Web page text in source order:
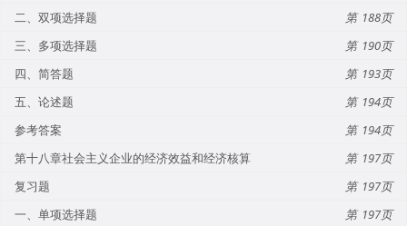
二、双项选择题
188
三、多项选择题
190
四、简答题
193
五、论述题
194
参考答案
194
第十八章社会主义企业的经济效益和经济核算
197
复习题
197
一、单项选择题
197